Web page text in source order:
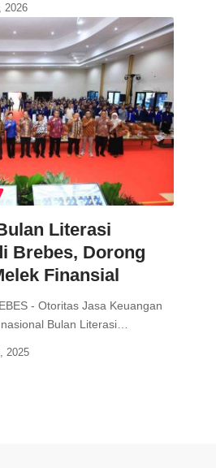
2026
Literasi
Brebes, Dorong
Finansial
- Otoritas Jasa Keuangan
Bulan Literasi…
2025